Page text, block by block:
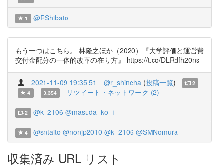
1 @RShibato
もう一つはこちら。 林隆之ほか（2020）『大学評価と運営費
交付金配分の一体的改革の在り方』 https://t.co/DLRdfh20ns
2021-11-09 19:35:51 @r_shineha (投稿一覧)
2
4
0.354 リツイート・ネットワーク (2)
2 @k_2106 @masuda_ko_1
4 @sntaito @nonjp2010 @k_2106 @SMNomura
収集済み URL リスト